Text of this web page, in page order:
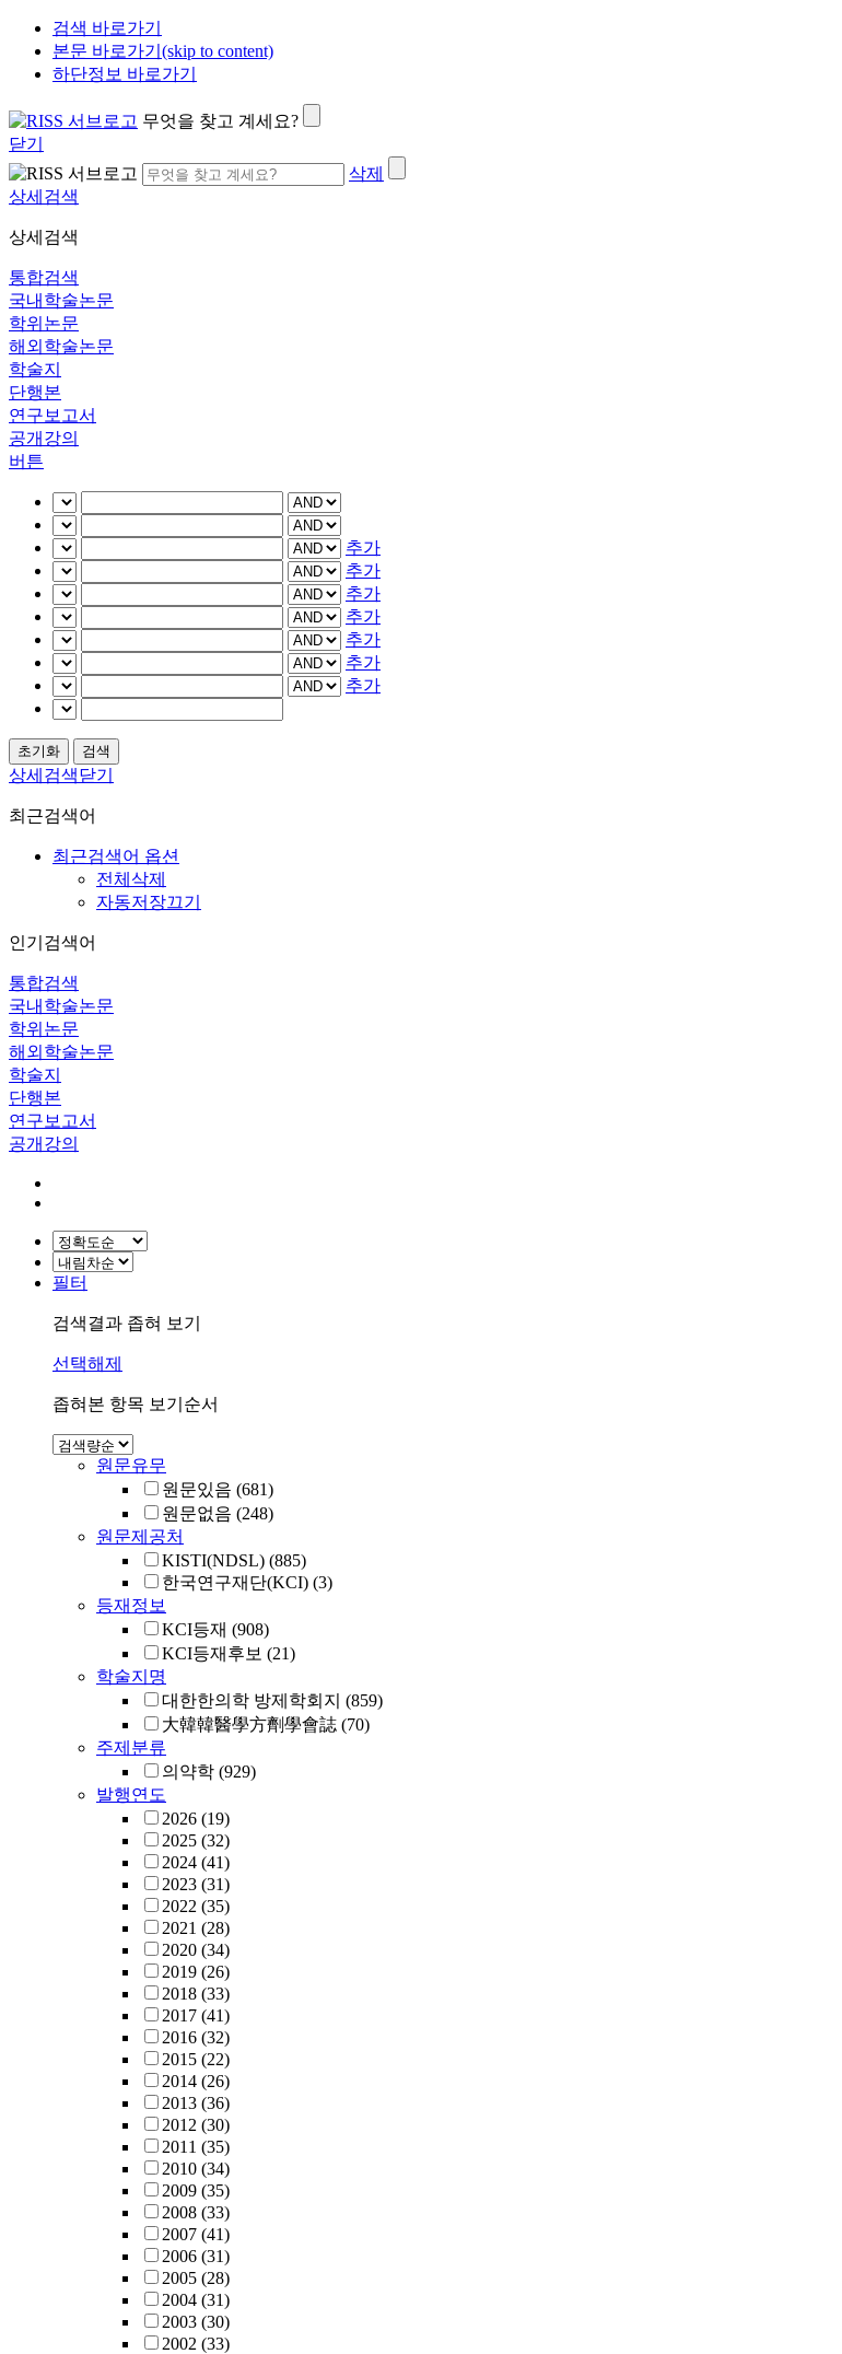
검색 바로가기
본문 바로가기(skip to content)
하단정보 바로가기
무엇을 찾고 계세요?
닫기
삭제
상세검색
상세검색
통합검색
국내학술논문
학위논문
해외학술논문
학술지
단행본
연구보고서
공개강의
버튼
추가
추가
추가
추가
추가
추가
추가
상세검색닫기
최근검색어
최근검색어 옵션
전체삭제
자동저장끄기
인기검색어
통합검색
국내학술논문
학위논문
해외학술논문
학술지
단행본
연구보고서
공개강의
필터
검색결과 좁혀 보기
선택해제
좁혀본 항목 보기순서
원문유무
원문있음 (681)
원문없음 (248)
원문제공처
KISTI(NDSL) (885)
한국연구재단(KCI) (3)
등재정보
KCI등재 (908)
KCI등재후보 (21)
학술지명
대한한의학 방제학회지 (859)
大韓韓醫學方劑學會誌 (70)
주제분류
의약학 (929)
발행연도
2026 (19)
2025 (32)
2024 (41)
2023 (31)
2022 (35)
2021 (28)
2020 (34)
2019 (26)
2018 (33)
2017 (41)
2016 (32)
2015 (22)
2014 (26)
2013 (36)
2012 (30)
2011 (35)
2010 (34)
2009 (35)
2008 (33)
2007 (41)
2006 (31)
2005 (28)
2004 (31)
2003 (30)
2002 (33)